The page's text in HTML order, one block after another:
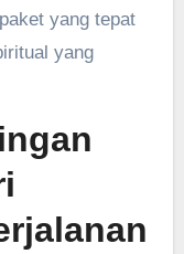
yang tepat
yang